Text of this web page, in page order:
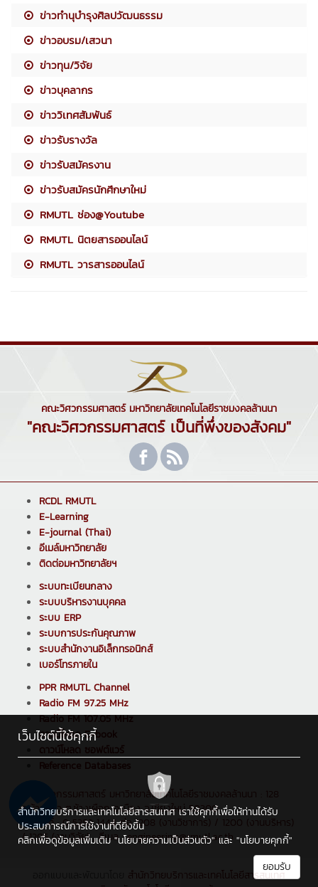
ข่าวทำนุบำรุงศิลปวัฒนธรรม
ข่าวอบรม/เสวนา
ข่าวทุน/วิจัย
ข่าวบุคลากร
ข่าววิเทศสัมพันธ์
ข่าวรับรางวัล
ข่าวรับสมัครงาน
ข่าวรับสมัครนักศึกษาใหม่
RMUTL ช่อง@Youtube
RMUTL นิตยสารออนไลน์
RMUTL วารสารออนไลน์
คณะวิศวกรรมศาสตร์ มหาวิทยาลัยเทคโนโลยีราชมงคลล้านนา
"คณะวิศวกรรมศาสตร์ เป็นที่พึ่งของสังคม"
RCDL RMUTL
E-Learning
E-journal (Thai)
อีเมล์มหาวิทยาลัย
ติดต่อมหาวิทยาลัยฯ
ระบบทะเบียนกลาง
ระบบบริหารงานบุคคล
ระบบ ERP
ระบบการประกันคุณภาพ
ระบบสำนักงานอิเล็กทรอนิกส์
เบอร์โทรภายใน
PPR RMUTL Channel
Radio FM 97.25 MHz
Radio FM 107.05 MHz
ดาวน์โหลด E-book
ดาวน์โหลด ซอฟต์แวร์
Reference Databases
คณะวิศวกรรมศาสตร์ มหาวิทยาลัยเทคโนโลยีราชมงคลล้านนา : 128
ถ.ห้วยแก้ว ต.ช้างเผือก อ.เมือง จ.เชียงใหม่ 50300
โทรศัพท์ : 0 5392 1444 ต่อ 1208 (งานวิชาการ) / 1200 (งานบริหาร)
/ 1205 (งานวิจัย) , อีเมล : engineering@rmutl.ac.th
เว็บไซต์นี้ใช้คุกกี้
สำนักวิทยบริการและเทคโนโลยีสารสนเทศ เราใช้คุกกี้เพื่อให้ท่านได้รับ
ประสบการณ์การใช้งานที่ดียิ่งขึ้น
คลิกเพื่อดูข้อมูลเพิ่มเติม "นโยบายความเป็นส่วนตัว" และ "นโยบายคุกกี้"
ยอมรับ
สำนักวิทยบริการและเทคโนโลยีสารสนเทศ